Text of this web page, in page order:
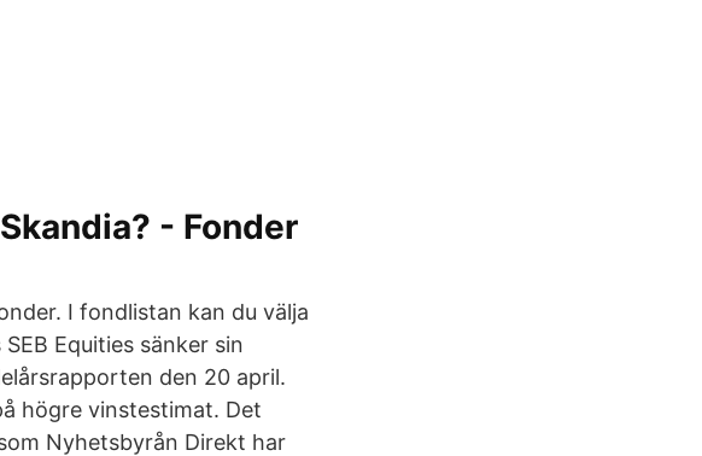
- Fonder
I fondlistan kan du välja
Equities sänker sin
den 20 april.
högre vinstestimat. Det
Nyhetsbyrån Direkt har